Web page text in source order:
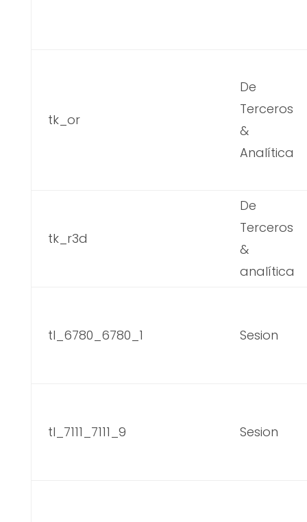
tk_or
De
Terceros
&
Analítica
tk_r3d
De
Terceros
&
analítica
tl_6780_6780_1 Sesion
tl_7111_7111_9 Sesion